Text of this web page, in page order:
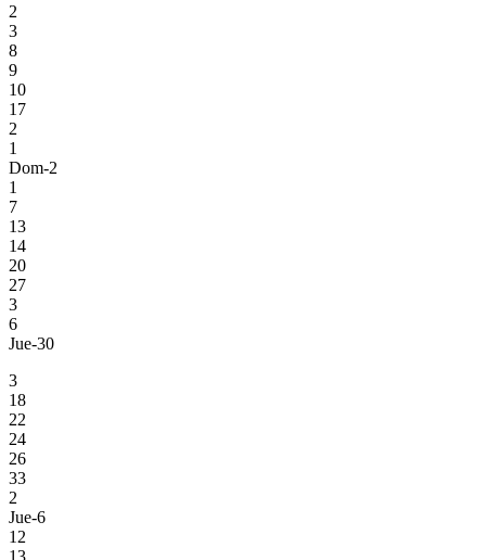
2
3
8
9
10
17
2
1
Dom-2
1
7
13
14
20
27
3
6
Jue-30
3
18
22
24
26
33
2
Jue-6
12
13